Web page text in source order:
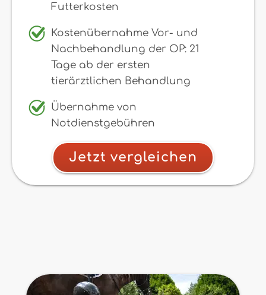
Futterkosten
Kostenübernahme Vor- und
Nachbehandlung der OP: 21
Tage ab der ersten
tierärztlichen Behandlung
Übernahme von
Notdienstgebühren
Jetzt vergleichen